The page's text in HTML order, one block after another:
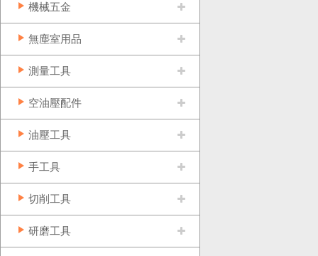
機械五金
無塵室用品
測量工具
空油壓配件
油壓工具
手工具
切削工具
研磨工具